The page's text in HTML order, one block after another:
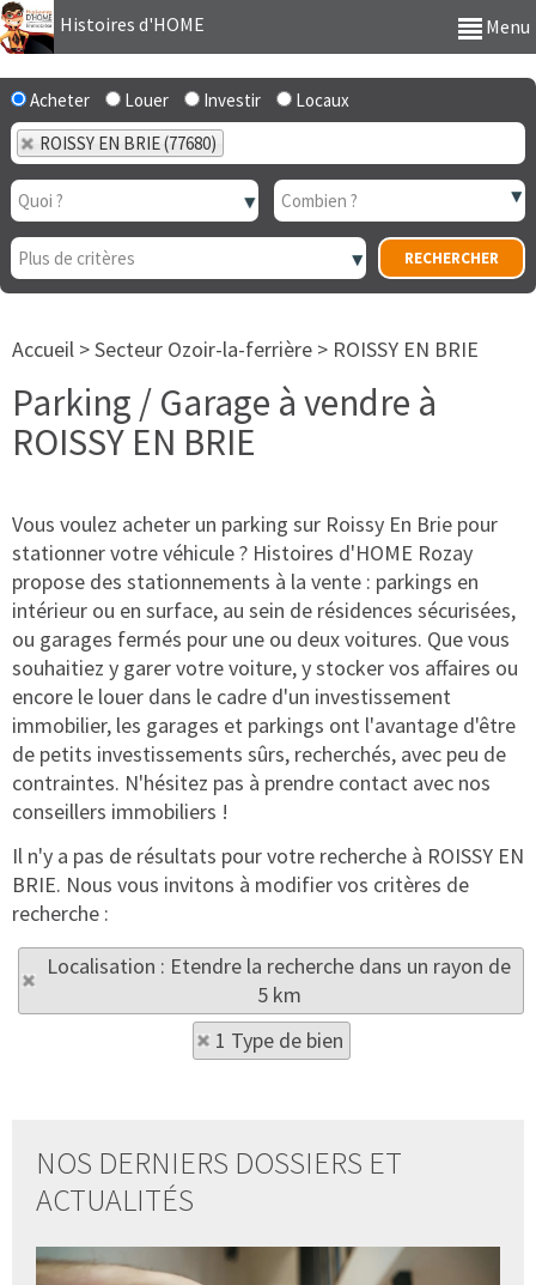
Histoires d'HOME Menu
Acheter Louer Investir
Locaux
ROISSY EN BRIE (77680)
Accueil >Secteur Ozoir-la-ferrière > ROISSY EN BRIE
Parking / Garage à vendre à
ROISSY EN BRIE
Vous voulez acheter un parking sur Roissy En Brie pour
stationner votre véhicule ? Histoires d'HOME Rozay
propose des stationnements à la vente : parkings en
intérieur ou en surface, au sein de résidences sécurisées,
ou garages fermés pour une ou deux voitures. Que vous
souhaitiez y garer votre voiture, y stocker vos affaires ou
encore le louer dans le cadre d'un investissement
immobilier, les garages et parkings ont l'avantage d'être
de petits investissements sûrs, recherchés, avec peu de
contraintes. N'hésitez pas à prendre contact avec nos
conseillers immobiliers !
Il n'y a pas de résultats pour votre recherche à ROISSY EN
BRIE. Nous vous invitons à modifier vos critères de
recherche :
Localisation : Etendre la recherche dans un rayon de
5 km
1 Type de bien
NOS DERNIERS DOSSIERS ET
ACTUALITÉS